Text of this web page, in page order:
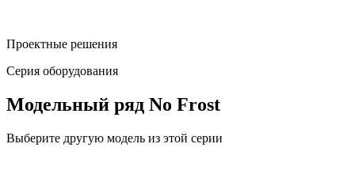
Проектные решения
Серия оборудования
Модельный ряд No Frost
Выберите другую модель из этой серии